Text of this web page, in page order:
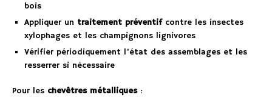
bois
Appliquer un traitement préventifcontre les insectes
xylophages et les champignons lignivores
Vérifier périodiquement l’état des assemblages et les
resserrer si nécessaire
Pour les chevêtres métalliques: